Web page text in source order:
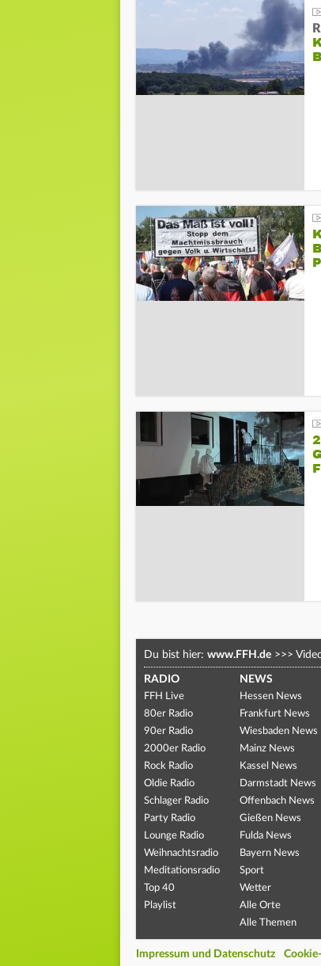
Du bist hier: www.FFH.de >>>
RADIO
FFH Live
80er Radio
90er Radio
2000er Radio
Rock Radio
Oldie Radio
Schlager Radio
Party Radio
Lounge Radio
Weihnachtsradio
Meditationsradio
Top 40
Playlist
NEWS
Hessen News
Frankfurt News
Wiesbaden News
Mainz News
Kassel News
Darmstadt News
Offenbach News
Gießen News
Fulda News
Bayern News
Sport
Wetter
Alle Orte
Alle Themen
Impressum und Datenschutz